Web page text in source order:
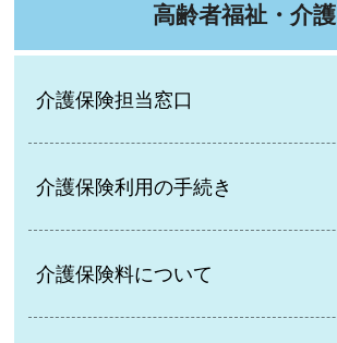
高齢者福祉・介護
介護保険担当窓口
介護保険利用の手続き
介護保険料について